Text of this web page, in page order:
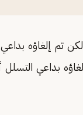
في الدقيقة 8 من المباراة
في الدقيقة 13 ولكن تم